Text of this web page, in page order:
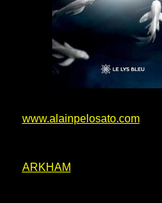
www.alainpelosato.com
ARKHAM